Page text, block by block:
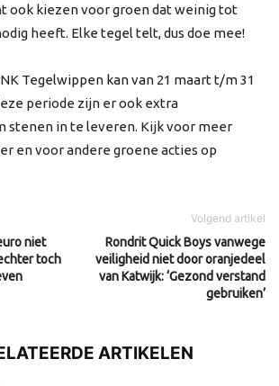
ook kiezen voor groen dat weinig tot
heeft. Elke tegel telt, dus doe mee!
Tegelwippen kan van 21 maart t/m 31
periode zijn er ook extra
stenen in te leveren. Kijk voor meer
en voor andere groene acties op
niet
toch
Volgend artikel
Rondrit Quick Boys vanwege
veiligheid niet door oranjedeel
van Katwijk: ‘Gezond verstand
gebruiken’
ARTIKELEN